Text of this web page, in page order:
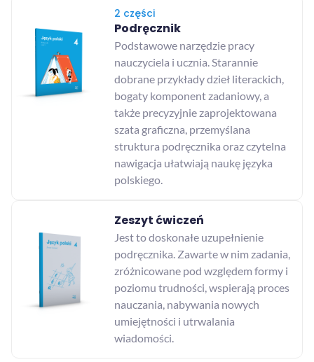
2 części
Podręcznik
Podstawowe narzędzie pracy
nauczyciela i ucznia. Starannie
dobrane przykłady dzieł literackich,
bogaty komponent zadaniowy, a
także precyzyjnie zaprojektowana
szata graficzna, przemyślana
struktura podręcznika oraz czytelna
nawigacja ułatwiają naukę języka
polskiego.
Zeszyt ćwiczeń
Jest to doskonałe uzupełnienie
podręcznika. Zawarte w nim zadania,
zróżnicowane pod względem formy i
poziomu trudności, wspierają proces
nauczania, nabywania nowych
umiejętności i utrwalania
wiadomości.